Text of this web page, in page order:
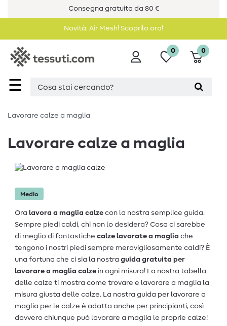
Consegna gratuita da 80 €
Novità: Air Mesh! Scoprilo ora!
☰
0 0
Lavorare calze a maglia
Lavorare calze a maglia
Medio
Ora lavora a maglia calze con la nostra semplice guida.
Sempre piedi caldi, chi non lo desidera? Cosa ci sarebbe
di meglio di fantastiche calze lavorate a maglia che
tengono i nostri piedi sempre meravigliosamente caldi? È
una fortuna che ci sia la nostra guida gratuita per
lavorare a maglia calze in ogni misura! La nostra tabella
delle calze ti mostra come trovare e lavorare a maglia la
misura giusta delle calze. La nostra guida per lavorare a
maglia per le calze è adatta anche per principianti, così
davvero chiunque può lavorare a maglia le proprie calze!